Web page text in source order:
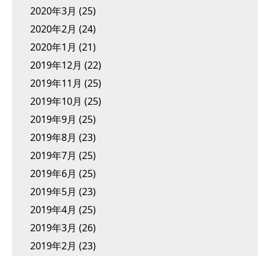
2020年3月 (25)
2020年2月 (24)
2020年1月 (21)
2019年12月 (22)
2019年11月 (25)
2019年10月 (25)
2019年9月 (25)
2019年8月 (23)
2019年7月 (25)
2019年6月 (25)
2019年5月 (23)
2019年4月 (25)
2019年3月 (26)
2019年2月 (23)